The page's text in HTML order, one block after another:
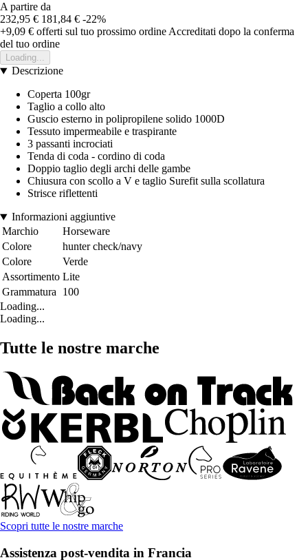
A partire da
232,95 € 181,84 € -22%
+9,09 € offerti sul tuo prossimo ordineAccreditati dopo la conferma
del tuo ordine
Loading...
Descrizione
Coperta 100gr
Taglio a collo alto
Guscio esterno in polipropilene solido 1000D
Tessuto impermeabile e traspirante
3 passanti incrociati
Tenda di coda - cordino di coda
Doppio taglio degli archi delle gambe
Chiusura con scollo a V e taglio Surefit sulla scollatura
Strisce riflettenti
Informazioni aggiuntive
Marchio
Horseware
Colore
hunter check/navy
Colore
Verde
Assortimento Lite
Grammatura 100
Loading...
Loading...
Tutte le nostre marche
Scopri tutte le nostre marche
Assistenza post-vendita in Francia